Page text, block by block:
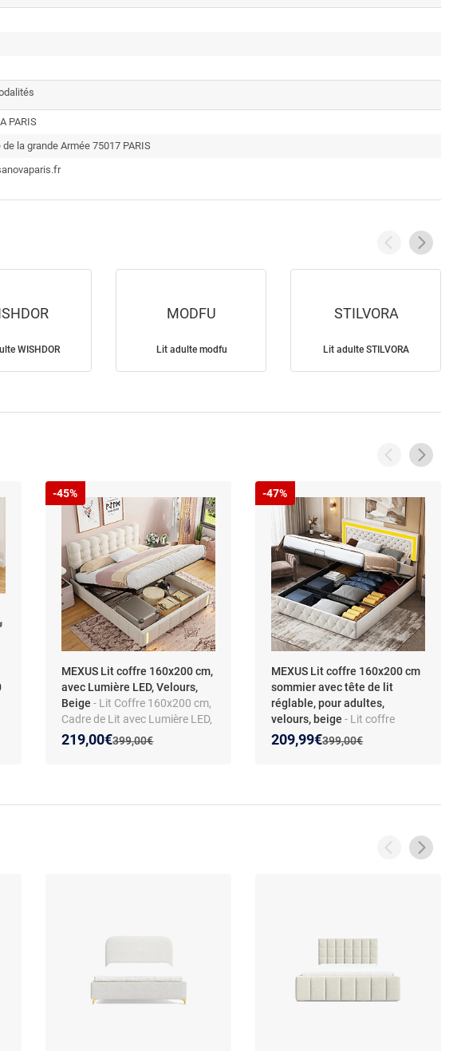
PARIS
de la grande Armée 75017 PARIS
WISHDOR
MODFU
Lit adulte modfu
STILVORA
Lit adulte STILVORA
MEXUS Lit coffre 160x200 cm,
avec Lumière LED, Velours,
Beige- Lit Coffre 160x200 cm,
Cadre de Lit avec Lumière LED,
Lits Capitonné avec
Rangement, Lits Double avec
Ancien prix :
399,00€
Nouveau prix :
219,00€
Réduction de :
-45%
MEXUS Lit coffre 160x200 cm
sommier avec tête de lit
réglable, pour adultes,
velours, beige- Lit coffre
160x200 cm sommier avec
tête de lit réglable, lit capitonné
Ancien prix :
399,00€
Nouveau prix :
209,99€
Réduction de :
-47%